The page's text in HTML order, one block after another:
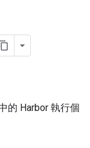
的 Harbor 執行個